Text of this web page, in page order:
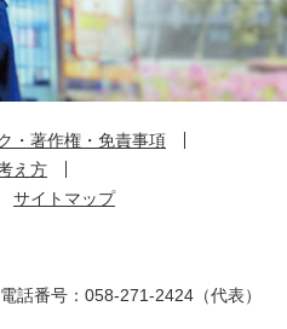
・著作権・免責事項
え方
サイトマップ
電話番号：058-271-2424（代表）